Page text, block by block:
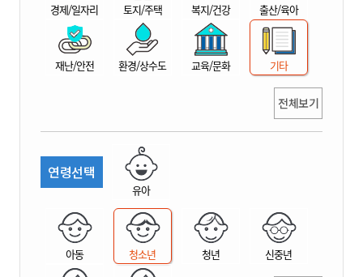
산
경제/일자리 토지/주택 복지/건강 출산/육아
재난/안전 환경/상수도 교육/문화 기타
전체보기
연령선택
유아
아동 청소년 청년 신중년